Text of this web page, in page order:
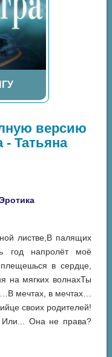
версию
- Татьяна
листве,В палящих
год напролёт моё
в сердце,
на мягких волнахТы
мечтах, в мечтах…
своих родителей!
Или... Она не права?